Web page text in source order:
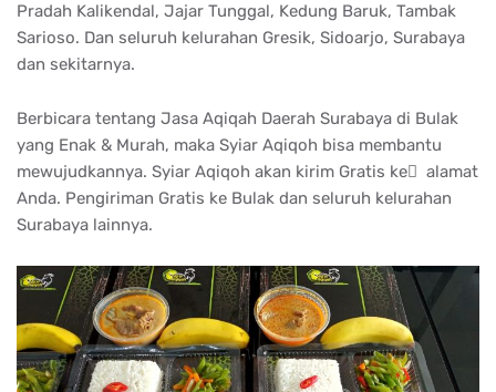
Pradah Kalikendal, Jajar Tunggal, Kedung Baruk, Tambak
Sarioso. Dan seluruh kelurahan Gresik, Sidoarjo, Surabaya
dan sekitarnya.
Berbicara tentang Jasa Aqiqah Daerah Surabaya di Bulak
yang Enak & Murah, maka Syiar Aqiqoh bisa membantu
mewujudkannya. Syiar Aqiqoh akan kirim Gratis ke ِ alamat
Anda. Pengiriman Gratis ke Bulak dan seluruh kelurahan
Surabaya lainnya.